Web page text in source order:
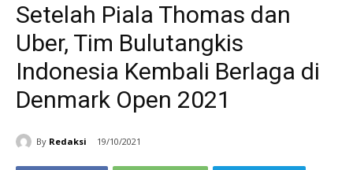
Setelah Piala Thomas dan
Uber, Tim Bulutangkis
Indonesia Kembali Berlaga di
Denmark Open 2021
By Redaksi 19/10/2021